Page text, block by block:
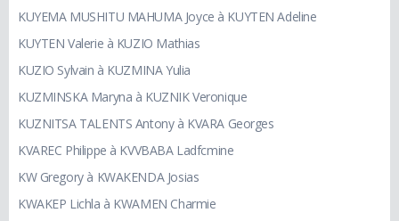
KUYEMA MUSHITU MAHUMA Joyce à KUYTEN Adeline
KUYTEN Valerie à KUZIO Mathias
KUZIO Sylvain à KUZMINA Yulia
KUZMINSKA Maryna à KUZNIK Veronique
KUZNITSA TALENTS Antony à KVARA Georges
KVAREC Philippe à KVVBABA Ladfcmine
KW Gregory à KWAKENDA Josias
KWAKEP Lichla à KWAMEN Charmie